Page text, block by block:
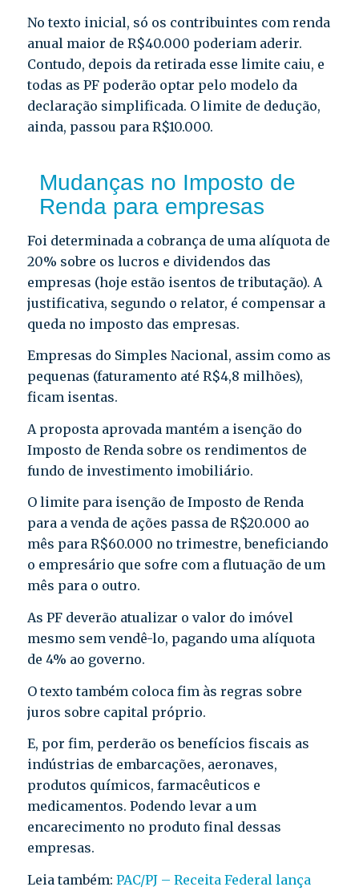
No texto inicial, só os contribuintes com renda
anual maior de R$40.000 poderiam aderir.
Contudo, depois da retirada esse limite caiu, e
todas as PF poderão optar pelo modelo da
declaração simplificada. O limite de dedução,
ainda, passou para R$10.000.
Mudanças no Imposto de
Renda para empresas
Foi determinada a cobrança de uma alíquota de
20% sobre os lucros e dividendos das
empresas (hoje estão isentos de tributação). A
justificativa, segundo o relator, é compensar a
queda no imposto das empresas.
Empresas do Simples Nacional, assim como as
pequenas (faturamento até R$4,8 milhões),
ficam isentas.
A proposta aprovada mantém a isenção do
Imposto de Renda sobre os rendimentos de
fundo de investimento imobiliário.
O limite para isenção de Imposto de Renda
para a venda de ações passa de R$20.000 ao
mês para R$60.000 no trimestre, beneficiando
o empresário que sofre com a flutuação de um
mês para o outro.
As PF deverão atualizar o valor do imóvel
mesmo sem vendê-lo, pagando uma alíquota
de 4% ao governo.
O texto também coloca fim às regras sobre
juros sobre capital próprio.
E, por fim, perderão os benefícios fiscais as
indústrias de embarcações, aeronaves,
produtos químicos, farmacêuticos e
medicamentos. Podendo levar a um
encarecimento no produto final dessas
empresas.
Leia também: PAC/PJ – Receita Federal lança